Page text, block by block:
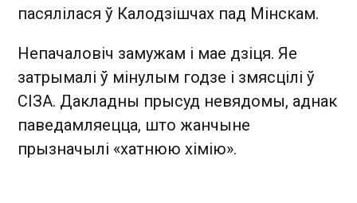
пасялілася ў Калодзішчах пад Мінскам.
Непачаловіч замужам і мае дзіця. Яе
затрымалі ў мінулым годзе і змясцілі ў
СІЗА. Дакладны прысуд невядомы, аднак
паведамляецца, што жанчыне
прызначылі «хатнюю хімію».